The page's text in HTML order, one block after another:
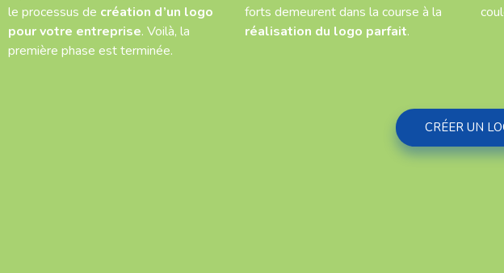
le processus de création d’un logo
pour votre entreprise. Voilà, la
première phase est terminée.
forts demeurent dans la course à la
réalisation du logo parfait.
CRÉER UN